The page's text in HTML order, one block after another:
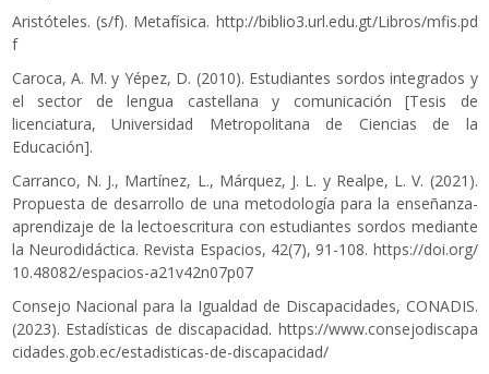
Aristóteles. (s/f). Metafísica. http://biblio3.url.edu.gt/Libros/mfis.pd
f
Caroca, A. M. y Yépez, D. (2010). Estudiantes sordos integrados y
el sector de lengua castellana y comunicación [Tesis de
licenciatura, Universidad Metropolitana de Ciencias de la
Educación].
Carranco, N. J., Martínez, L., Márquez, J. L. y Realpe, L. V. (2021).
Propuesta de desarrollo de una metodología para la enseñanza-
aprendizaje de la lectoescritura con estudiantes sordos mediante
la Neurodidáctica. Revista Espacios, 42(7), 91-108. https://doi.org/
10.48082/espacios-a21v42n07p07
Consejo Nacional para la Igualdad de Discapacidades, CONADIS.
(2023). Estadísticas de discapacidad. https://www.consejodiscapa
cidades.gob.ec/estadisticas-de-discapacidad/